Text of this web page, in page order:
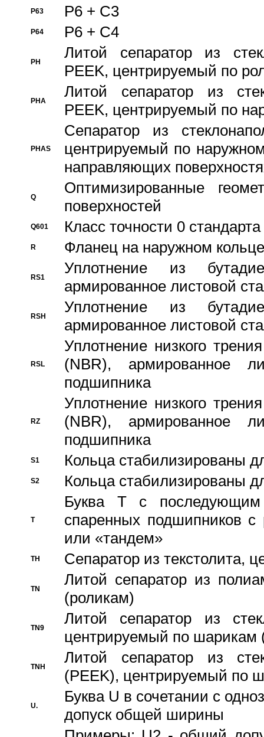
P63 P6 + C3
P64 P6 + C4
PH
Литой сепаратор из
PEEK, центрируемый по
PHA
Литой сепаратор из
PEEK, центрируемый по
PHAS
Сепаратор из
центрируемый по
направляющих
Q
Оптимизированные
поверхностей
Q601 Класс точности 0
R Фланец на наружном кольце
RS1
Уплотнение из
армированное листовой
RSH
Уплотнение из
армированное листовой
RSL
Уплотнение низкого
(NBR), армированное
подшипника
RZ
Уплотнение низкого
(NBR), армированное
подшипника
S1 Кольца стабилизированы
S2 Кольца стабилизированы
T
Буква T с
спаренных подшипников
или «тандем»
TH Сепаратор из текстолита,
TN
Литой сепаратор из
(роликам)
TN9
Литой сепаратор из
центрируемый по шарикам
TNH
Литой сепаратор из
(PEEK), центрируемый по
U.
Буква U в сочетании с
допуск общей ширины